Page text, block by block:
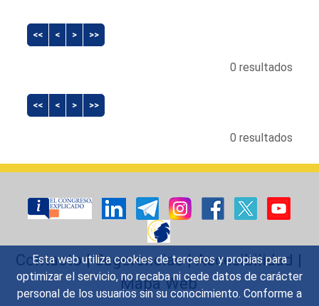
Esta web utiliza cookies de terceros y propias para
optimizar el servicio, no recaba ni cede datos de carácter
personal de los usuarios sin su conocimiento. Conforme a
<< < > >>
0 resultados
<< < > >>
0 resultados
Contacto|Sugerencias|Accesibilidad |
Mapa Web